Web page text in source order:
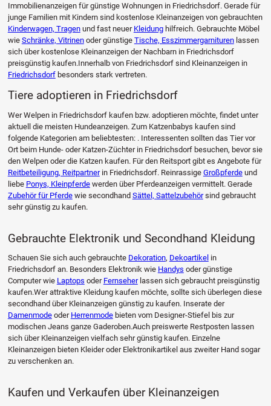
Immobilienanzeigen für günstige Wohnungen in Friedrichsdorf. Gerade für
junge Familien mit Kindern sind kostenlose Kleinanzeigen von gebrauchten
Kinderwagen, Tragenund fast neuer Kleidunghilfreich. Gebrauchte Möbel
wie Schränke, Vitrinenoder günstige Tische, Esszimmergarniturenlassen
sich über kostenlose Kleinanzeigen der Nachbarn in Friedrichsdorf
preisgünstig kaufen.Innerhalb von Friedrichsdorf sind Kleinanzeigen in
Friedrichsdorfbesonders stark vertreten.
Tiere adoptieren in Friedrichsdorf
Wer Welpen in Friedrichsdorf kaufen bzw. adoptieren möchte, findet unter
aktuell die meisten Hundeanzeigen. Zum Katzenbabys kaufen sind
folgende Kategorien am beliebtesten: . Interessenten sollten das Tier vor
Ort beim Hunde- oder Katzen-Züchter in Friedrichsdorf besuchen, bevor sie
den Welpen oder die Katzen kaufen. Für den Reitsport gibt es Angebote für
Reitbeteiligung, Reitpartnerin Friedrichsdorf. Reinrassige Großpferdeund
liebe Ponys, Kleinpferdewerden über Pferdeanzeigen vermittelt. Gerade
Zubehör für Pferdewie secondhand Sättel, Sattelzubehörsind gebraucht
sehr günstig zu kaufen.
Gebrauchte Elektronik und Secondhand Kleidung
Schauen Sie sich auch gebrauchte Dekoration, Dekoartikel in
Friedrichsdorf an. Besonders Elektronik wie Handys oder günstige
Computer wie Laptops oder Fernseherlassen sich gebraucht preisgünstig
kaufen.Wer attraktive Kleidung kaufen möchte, sollte sich überlegen diese
secondhand über Kleinanzeigen günstig zu kaufen. Inserate der
Damenmodeoder Herrenmodebieten vom Designer-Stiefel bis zur
modischen Jeans ganze Gaderoben.Auch preiswerte Restposten lassen
sich über Kleinanzeigen vielfach sehr günstig kaufen. Einzelne
Kleinanzeigen bieten Kleider oder Elektronikartikel aus zweiter Hand sogar
zu verschenken an.
Kaufen und Verkaufen über Kleinanzeigen